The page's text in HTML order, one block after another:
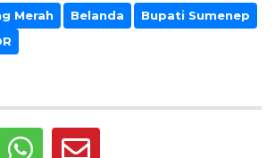
Merah Belanda
Bupati Sumenep